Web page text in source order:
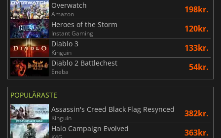
Overwatch
Amazon 198kr.
Heroes of the Storm
Instant Gaming 120kr.
Diablo 3
Kinguin 133kr.
Diablo 2 Battlechest
Eneba 54kr.
POPULÄRASTE
Assassin's Creed Black Flag Resynced
Kinguin 382kr.
Halo Campaign Evolved 363kr.